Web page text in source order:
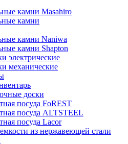
камни Masahiro
камни
камни Naniwa
камни Shapton
электрические
механические
доски
посуда FoREST
посуда ALTSTEEL
посуда Lacor
из нержавеющей стали